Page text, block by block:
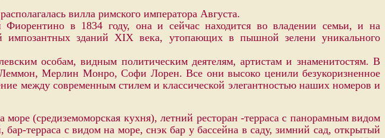
вилла римского императора Августа.
Фиорентино в 1834 году, она и сейчас находится во владении семьи, и на
импозантных зданий ХIX века, утопающих в пышной зелени уникального
особам, видным политическим деятелям, артистам и знаменитостям. В
Мерлин Монро, Софи Лорен. Все они высоко ценили безукоризненное
между современным стилем и классической элегантностью наших номеров и
(средиземоморская кухня), летний ресторан -терраса с панорамным видом
терраса с видом на море, снэк бар у бассейна в саду, зимний сад, открытый